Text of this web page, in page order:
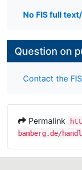
No FIS full
Question on
Contact the
Permalink
bamberg.de/